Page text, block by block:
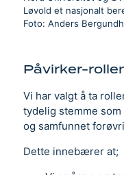
Løvold et nasjonalt
Foto: Anders
Påvirker-
Vi har valgt å ta
tydelig stemme
og samfunnet
Dette innebærer at;